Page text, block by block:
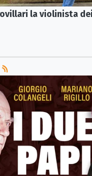
la violinista